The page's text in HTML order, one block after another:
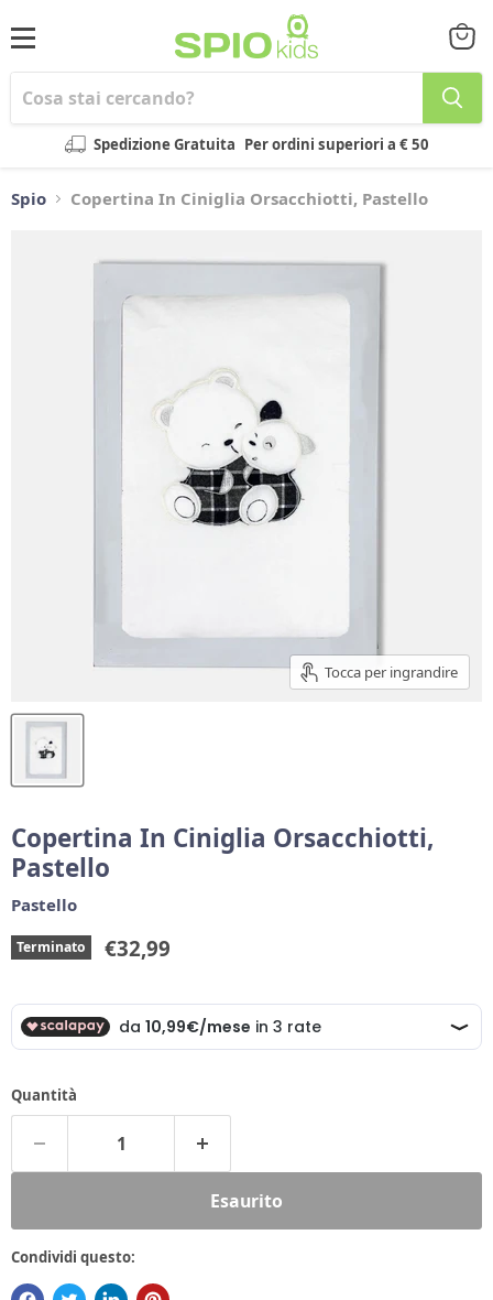
Menu
Spedizione Gratuita Per ordini superiori a € 50
il
Spio Copertina In Ciniglia Orsacchiotti, Pastello
Tocca per ingrandire
Copertina In Ciniglia Orsacchiotti,
Pastello
Pastello
Terminato Prezzo corrente
€32,99
Quantità
Esaurito
Condividi questo: